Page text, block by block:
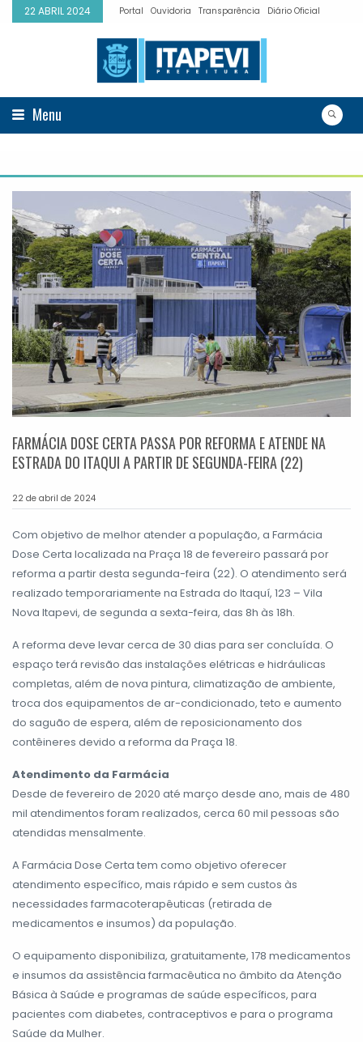
22 ABRIL 2024 Portal Ouvidoria Transparência Diário Oficial
Menu
FARMÁCIA DOSE CERTA PASSA POR REFORMA E ATENDE NA
ESTRADA DO ITAQUI A PARTIR DE SEGUNDA-FEIRA (22)
22 de abril de 2024
Com objetivo de melhor atender a população, a Farmácia
Dose Certa localizada na Praça 18 de fevereiro passará por
reforma a partir desta segunda-feira (22). O atendimento será
realizado temporariamente na Estrada do Itaquí, 123 – Vila
Nova Itapevi, de segunda a sexta-feira, das 8h às 18h.
A reforma deve levar cerca de 30 dias para ser concluída. O
espaço terá revisão das instalações elétricas e hidráulicas
completas, além de nova pintura, climatização de ambiente,
troca dos equipamentos de ar-condicionado, teto e aumento
do saguão de espera, além de reposicionamento dos
contêineres devido a reforma da Praça 18.
Atendimento da Farmácia
Desde de fevereiro de 2020 até março desde ano, mais de 480
mil atendimentos foram realizados, cerca 60 mil pessoas são
atendidas mensalmente.
A Farmácia Dose Certa tem como objetivo oferecer
atendimento específico, mais rápido e sem custos às
necessidades farmacoterapêuticas (retirada de
medicamentos e insumos) da população.
O equipamento disponibiliza, gratuitamente, 178 medicamentos
e insumos da assistência farmacêutica no âmbito da Atenção
Básica à Saúde e programas de saúde específicos, para
pacientes com diabetes, contraceptivos e para o programa
Saúde da Mulher.